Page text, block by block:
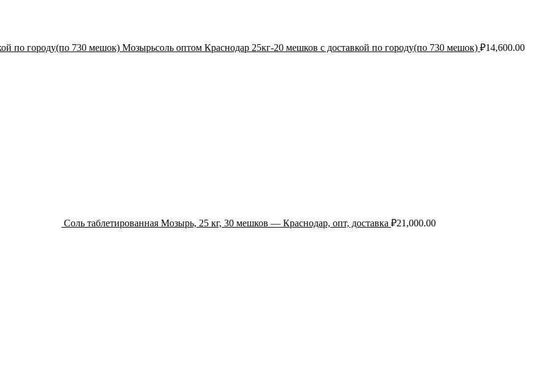
Мозырьсоль оптом Краснодар 25кг-20 мешков с доставкой по городу(по 730 мешок) ₽14,600.00
Соль таблетированная Мозырь, 25 кг, 30 мешков — Краснодар, опт, доставка ₽21,000.00